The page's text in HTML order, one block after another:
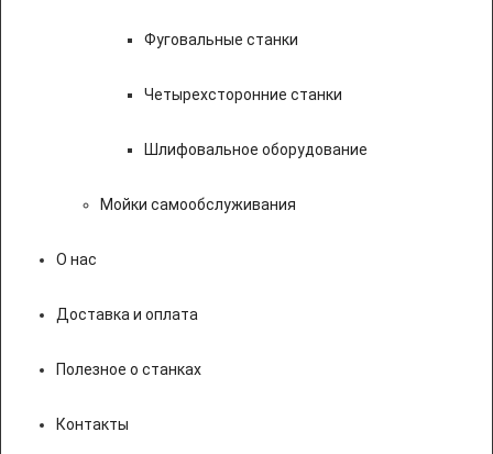
Фуговальные станки
Четырехсторонние станки
Шлифовальное оборудование
Мойки самообслуживания
О нас
Доставка и оплата
Полезное о станках
Контакты